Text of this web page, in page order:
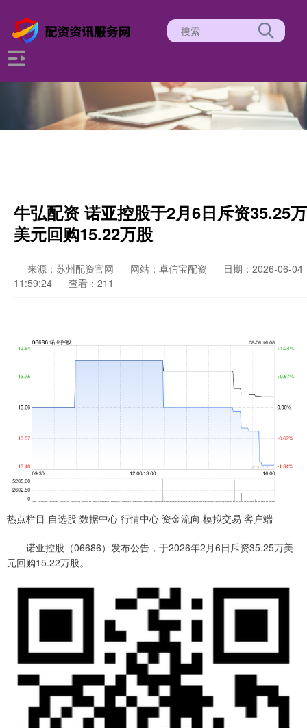
牛弘配资 诺亚控股于2月6日斥资35.25万
美元回购15.22万股
来源：苏州配资官网 网站：卓信宝配资
日期：2026-06-04
11:59:24
查看：211
热点栏目 自选股 数据中心 行情中心 资金流向 模拟交易 客户端
诺亚控股（06686）发布公告，于2026年2月6日斥资35.25万美
元回购15.22万股。